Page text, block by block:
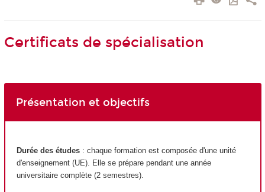
Certificats de spécialisation
Présentation et objectifs
Durée des études : chaque formation est composée d'une unité
d'enseignement (UE). Elle se prépare pendant une année
universitaire complète (2 semestres).